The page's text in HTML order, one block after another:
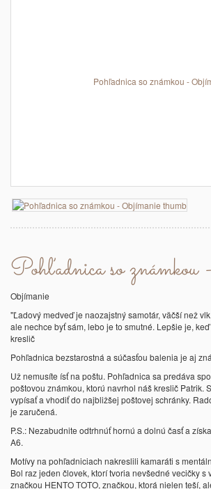
Pohľadnica so
Objímanie
"Ľadový medveď je naozajstný samotár, väčší než
ale nechce byť sám, lebo je to smutné. Lepšie je,
kreslič
Pohľadnica bezstarostná a súčasťou balenia je aj
Už nemusíte ísť na poštu. Pohľadnica sa predáva
poštovou známkou, ktorú navrhol náš kreslič Patrik.
vypísať a vhodiť do najbližšej poštovej schránky.
je zaručená.
P.S.: Nezabudnite odtrhnúť hornú a dolnú časť a
A6.
Motívy na pohľadniciach nakreslili kamaráti s
Bol raz jeden človek, ktorí tvoria nevšedné vecičky s
značkou HENTO TOTO, značkou, ktorá nielen teší,